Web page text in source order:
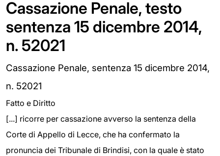
Cassazione Penale, testo
sentenza 15 dicembre 2014,
n. 52021
Cassazione Penale, sentenza 15 dicembre 2014,
n. 52021
Fatto e Diritto
[...] ricorre per cassazione avverso la sentenza della
Corte di Appello di Lecce, che ha confermato la
pronuncia dei Tribunale di Brindisi, con la quale è stato